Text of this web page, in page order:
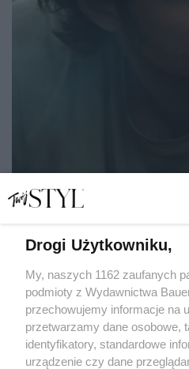
od gwiazd i wielkich emocji
EWA ANNA BARYŁKIEWICZ
KULTURA
Drogi Użytkowniku,
My, naszych 1162 zaufanych
podmioty z Wydawnictwa
przechowujemy informacje na
przetwarzamy dane osobowe,
identyfikatory, standardowe
urządzenie czy dane